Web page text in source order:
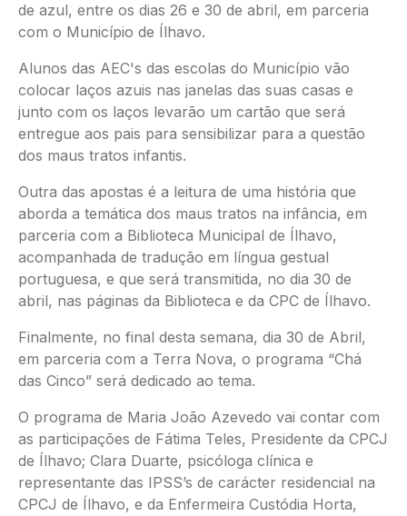
de azul, entre os dias 26 e 30 de abril, em parceria
com o Município de Ílhavo.
Alunos das AEC's das escolas do Município vão
colocar laços azuis nas janelas das suas casas e
junto com os laços levarão um cartão que será
entregue aos pais para sensibilizar para a questão
dos maus tratos infantis.
Outra das apostas é a leitura de uma história que
aborda a temática dos maus tratos na infância, em
parceria com a Biblioteca Municipal de Ílhavo,
acompanhada de tradução em língua gestual
portuguesa, e que será transmitida, no dia 30 de
abril, nas páginas da Biblioteca e da CPC de Ílhavo.
Finalmente, no final desta semana, dia 30 de Abril,
em parceria com a Terra Nova, o programa “Chá
das Cinco” será dedicado ao tema.
O programa de Maria João Azevedo vai contar com
as participações de Fátima Teles, Presidente da CPCJ
de Ílhavo; Clara Duarte, psicóloga clínica e
representante das IPSS’s de carácter residencial na
CPCJ de Ílhavo, e da Enfermeira Custódia Horta,